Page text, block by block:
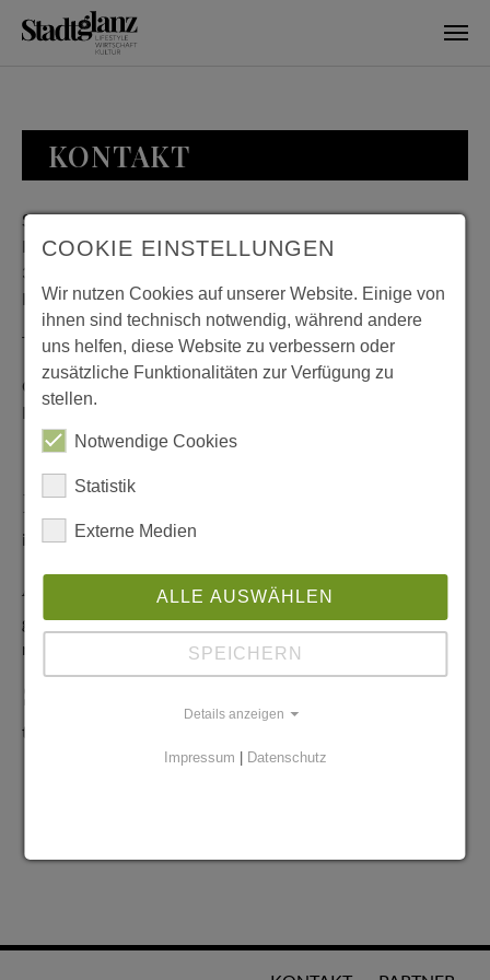
KONTAKT
Stadtglanz / mediaworld GmbH
Bankplatz 8
38100 Braunschweig
Deutschland
Telefon: 0531 482010-20
Geschäftszeiten: Montag bis Donnerstag 08:00 bis 18:00;
Freitag 08:00 bis 15:00
Redaktionelle Anfragen
info@stadtglanz.de
Anzeigen-Service
graen@mediaworldgmbh.deoder
meyer@mediaworldgmbh.de
tipps@stadtglanz.de
COOKIE EINSTELLUNGEN
Wir nutzen Cookies auf unserer Website. Einige von
ihnen sind technisch notwendig, während andere
uns helfen, diese Website zu verbessern oder
zusätzliche Funktionalitäten zur Verfügung zu
stellen.
Notwendige Cookies
Statistik
Externe Medien
ALLE AUSWÄHLEN
SPEICHERN
Details anzeigen
Impressum | Datenschutz